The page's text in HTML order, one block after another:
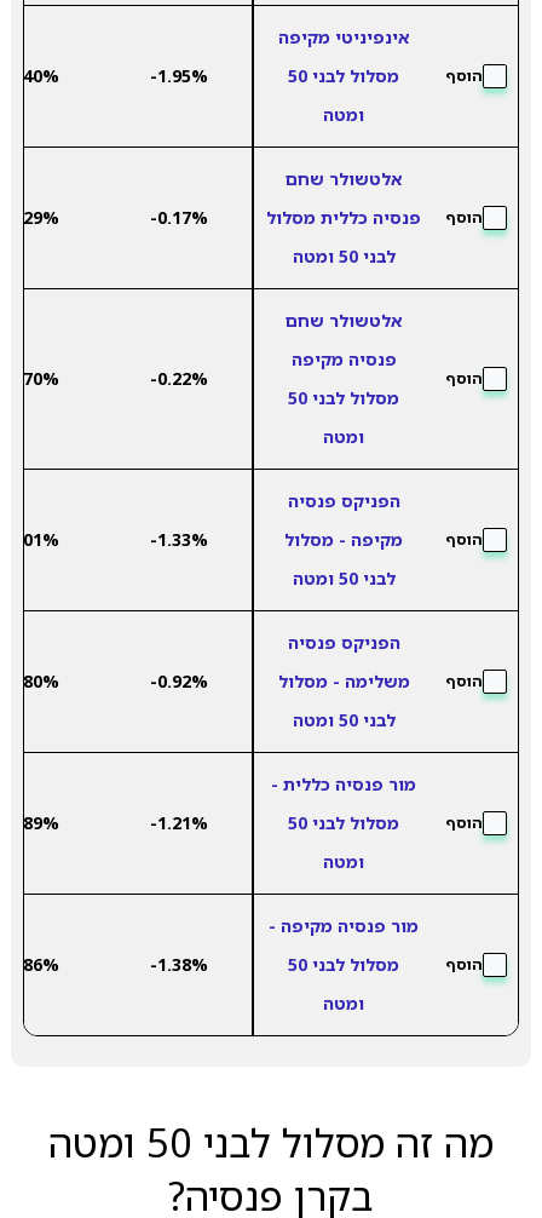
הוסף
אינפיניטי מקיפה
מסלול לבני 50
ומטה
-1.95%
7.40%
הוסף
אלטשולר שחם
פנסיה כללית מסלול
לבני 50 ומטה
-0.17%
5.29%
הוסף
אלטשולר שחם
פנסיה מקיפה
מסלול לבני 50
ומטה
-0.22%
5.70%
הוסף
הפניקס פנסיה
מקיפה - מסלול
לבני 50 ומטה
-1.33%
6.01%
הוסף
הפניקס פנסיה
משלימה - מסלול
לבני 50 ומטה
-0.92%
5.80%
הוסף
מור פנסיה כללית -
מסלול לבני 50
ומטה
-1.21%
8.89%
הוסף
מור פנסיה מקיפה -
מסלול לבני 50
ומטה
-1.38%
8.86%
מה זה מסלול לבני 50 ומטה
בקרן פנסיה?